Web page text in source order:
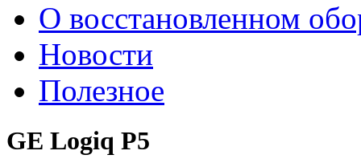
О восстановленном
Новости
Полезное
GE Logiq P5